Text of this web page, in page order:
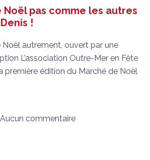
Noël pas comme les autres
!
Noël autrement, ouvert par une
L’association Outre-Mer en Fête
première édition du Marché de Noël
Aucun commentaire